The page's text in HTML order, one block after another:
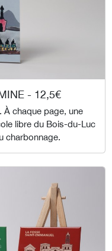
- 12,5€
À chaque page, une
libre du Bois-du-Luc
charbonnage.